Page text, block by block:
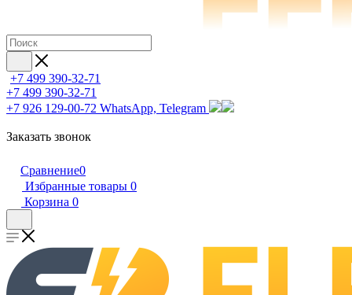
+7 499 390-32-71
+7 499 390-32-71
+7 926 129-00-72 WhatsApp, Telegram
Заказать звонок
Сравнение0
Избранные товары 0
Корзина 0